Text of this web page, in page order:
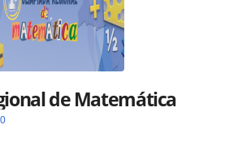
de Matemática